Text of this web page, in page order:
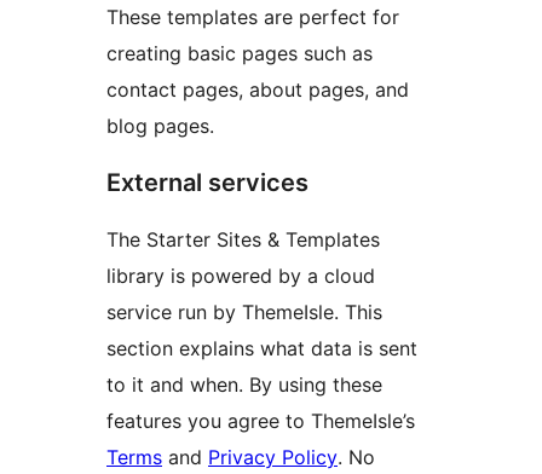
These templates are perfect for
creating basic pages such as
contact pages, about pages, and
blog pages.
External services
The Starter Sites & Templates
library is powered by a cloud
service run by ThemeIsle. This
section explains what data is sent
to it and when. By using these
features you agree to ThemeIsle’s
Terms and Privacy Policy. No